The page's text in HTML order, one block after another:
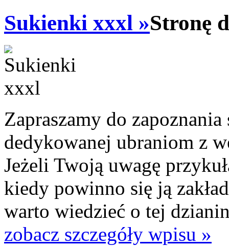
Sukienki xxxl »Stronę
Zapraszamy do
dedykowanej ubraniom z
Jeżeli Twoją uwagę
kiedy powinno się ją
warto wiedzieć o tej
zobacz szczegóły wpisu »